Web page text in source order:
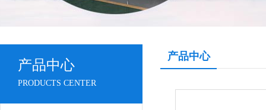
产品中心
PRODUCTS CENTER
产品中心